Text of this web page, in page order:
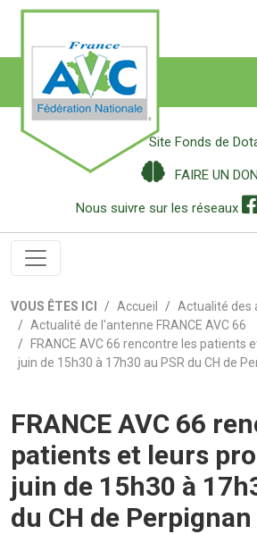
Site Fonds de
FAIRE UN DON
Nous suivre sur les réseaux
VOUS ÊTES ICI Accueil
Actualité des
Actualité de l'antenne FRANCE AVC 66
FRANCE AVC 66 rencontre les patients
juin de 15h30 à 17h30 au PSR du CH de
FRANCE AVC 66
patients et leurs
juin de 15h30 à
du CH de Perpignan